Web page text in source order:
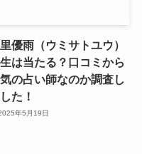
優雨（ウミサトユウ）
は当たる？口コミから
の占い師なのか調査し
た！
年5月19日